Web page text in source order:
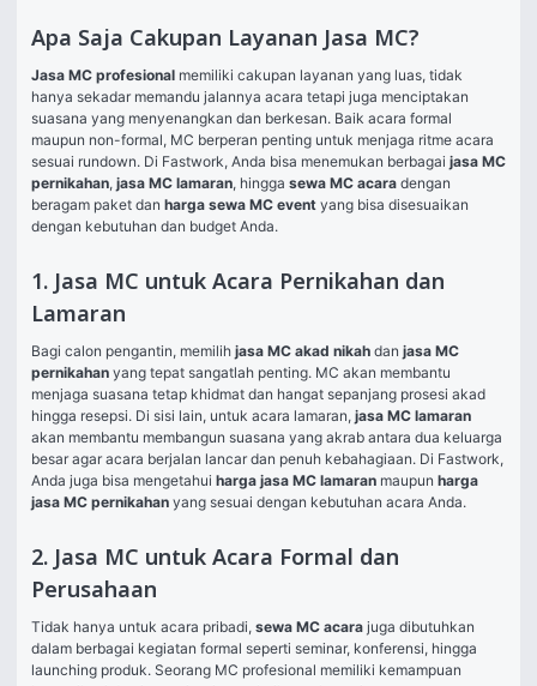
Apa Saja Cakupan Layanan Jasa MC?
Jasa MC profesional memiliki cakupan layanan yang luas, tidak
hanya sekadar memandu jalannya acara tetapi juga menciptakan
suasana yang menyenangkan dan berkesan. Baik acara formal
maupun non-formal, MC berperan penting untuk menjaga ritme acara
sesuai rundown. Di Fastwork, Anda bisa menemukan berbagai jasa MC
pernikahan, jasa MC lamaran, hingga sewa MC acara dengan
beragam paket dan harga sewa MC event yang bisa disesuaikan
dengan kebutuhan dan budget Anda.
1. Jasa MC untuk Acara Pernikahan dan
Lamaran
Bagi calon pengantin, memilih jasa MC akad nikah dan jasa MC
pernikahan yang tepat sangatlah penting. MC akan membantu
menjaga suasana tetap khidmat dan hangat sepanjang prosesi akad
hingga resepsi. Di sisi lain, untuk acara lamaran, jasa MC lamaran
akan membantu membangun suasana yang akrab antara dua keluarga
besar agar acara berjalan lancar dan penuh kebahagiaan. Di Fastwork,
Anda juga bisa mengetahui harga jasa MC lamaran maupun harga
jasa MC pernikahan yang sesuai dengan kebutuhan acara Anda.
2. Jasa MC untuk Acara Formal dan
Perusahaan
Tidak hanya untuk acara pribadi, sewa MC acara juga dibutuhkan
dalam berbagai kegiatan formal seperti seminar, konferensi, hingga
launching produk. Seorang MC profesional memiliki kemampuan